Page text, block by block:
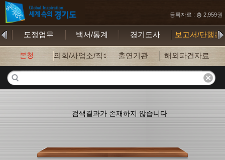
등록자료 : 총 2,959권
도정업무 백서/통계 경기도사 보고서/단행본
본청 의회/사업소/직속기관출연기관 해외파견자료
검색결과가 존재하지 않습니다